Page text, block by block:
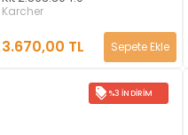
Karcher
3.670,00 TL Sepete Ekle
%3 İNDIRIM